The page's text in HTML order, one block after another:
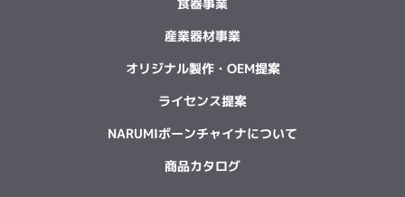
食器事業
産業器材事業
オリジナル製作・OEM提案
ライセンス提案
NARUMIボーンチャイナについて
商品カタログ